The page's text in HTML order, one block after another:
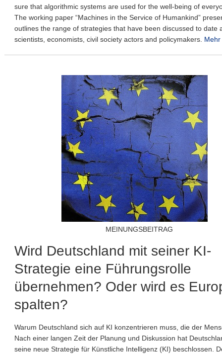
sure that algorithmic systems are used for the well-being of
The working paper “Machines in the Service of Humankind”
outlines the range of strategies that have been discussed to date
scientists, economists, civil society actors and policymakers. Mehr
MEINUNGSBEITRAG
Wird Deutschland mit seiner KI-
Strategie eine Führungsrolle
übernehmen? Oder wird es
spalten?
Warum Deutschland sich auf KI konzentrieren muss, die der
Nach einer langen Zeit der Planung und Diskussion hat
seine neue Strategie für Künstliche Intelligenz (KI) beschlossen.